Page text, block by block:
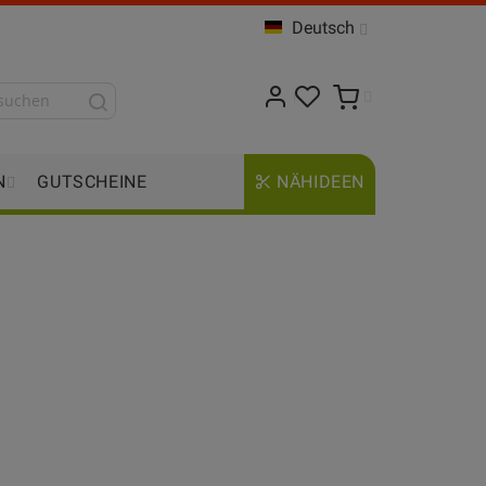
Deutsch
GUTSCHEINE NÄHIDEEN